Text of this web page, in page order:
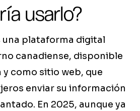
usarlo?
una plataforma digital
canadiense, disponible
como sitio web, que
enviar su información
En 2025, aunque ya